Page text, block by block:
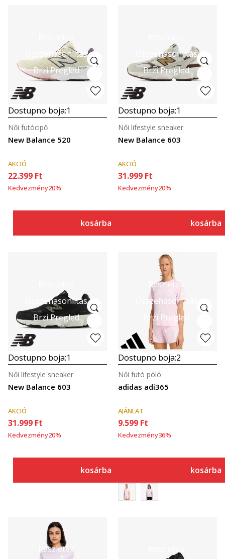
Összehasonlítás
Brzi Pregled
Dostupno boja:1
New Balance 520
Női futócipő
AKCIÓ
22.399 Ft
Kedvezmény20%
kosárba
Összehasonlítás
Brzi Pregled
Dostupno boja:1
New Balance 603
Női lifestyle sneaker
AKCIÓ
31.999 Ft
Kedvezmény20%
kosárba
Összehasonlítás
Brzi Pregled
Dostupno boja:1
New Balance 603
Női lifestyle sneaker
AKCIÓ
31.999 Ft
Kedvezmény20%
kosárba
Részletek
Összehasonlítás
Brzi Pregled
Dostupno boja:2
adidas adi365
Női futó póló
AJÁNLAT
9.599 Ft
Kedvezmény36%
kosárba
Részletek